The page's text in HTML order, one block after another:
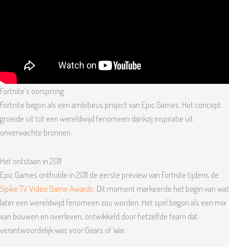
Fortnite’s oorsprong
Fortnite begon als een ambitieus project van Epic Games. Het concept
groeide uit tot een wereldwijd fenomeen dankzij inspiratie uit
onverwachte bronnen.
Het ontstaan in 2011
Epic Games onthulde in 2011 de eerste preview van Fortnite tijdens de
Spike TV Video Game Awards . Dit moment markeerde het begin van wat
later een wereldwijd fenomeen zou worden. Het spel begon als een mix
van bouwen en overleven, ontwikkeld door hetzelfde team dat
verantwoordelijk was voor Gears of War.